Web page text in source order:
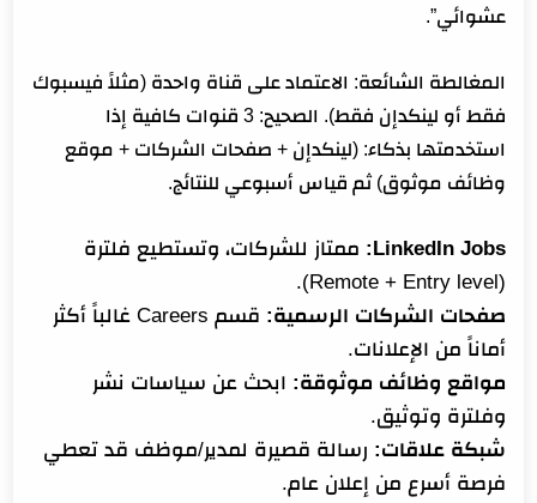
عشوائي”.
المغالطة الشائعة: الاعتماد على قناة واحدة (مثلاً فيسبوك
فقط أو لينكدإن فقط). الصحيح: 3 قنوات كافية إذا
استخدمتها بذكاء: (لينكدإن + صفحات الشركات + موقع
وظائف موثوق) ثم قياس أسبوعي للنتائج.
LinkedIn Jobs:
ممتاز للشركات، وتستطيع فلترة
(Remote + Entry level).
صفحات الشركات الرسمية:
قسم Careers غالباً أكثر
أماناً من الإعلانات.
مواقع وظائف موثوقة: ابحث عن سياسات نشر
وفلترة وتوثيق.
شبكة علاقات: رسالة قصيرة لمدير/موظف قد تعطي
فرصة أسرع من إعلان عام.